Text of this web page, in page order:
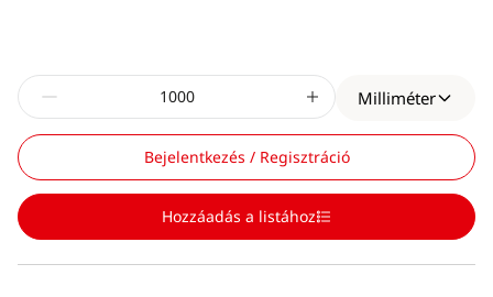
Milliméter
Bejelentkezés / Regisztráció
Hozzáadás a listához